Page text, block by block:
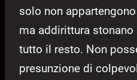
solo non
ma addirittura
tutto il resto. Non
presunzione di